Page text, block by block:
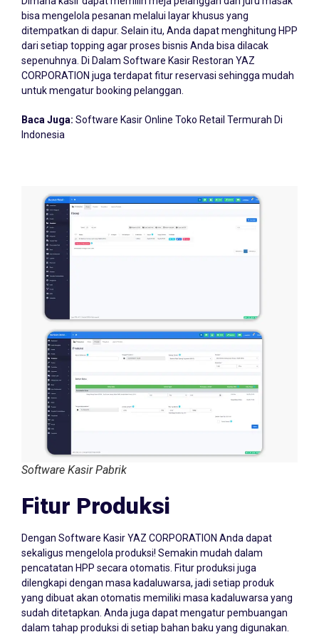
ditempatkan di dapur. Selain itu, Anda dapat menghitung HPP
dari setiap topping agar proses bisnis Anda bisa dilacak
sepenuhnya. Di Dalam Software Kasir Restoran YAZ
CORPORATION juga terdapat fitur reservasi sehingga mudah
untuk mengatur booking pelanggan.
Indonesia
Software Kasir Pabrik
Fitur Produksi
sekaligus mengelola produksi! Semakin mudah dalam
pencatatan HPP secara otomatis. Fitur produksi juga
dilengkapi dengan masa kadaluwarsa, jadi setiap produk
yang dibuat akan otomatis memiliki masa kadaluwarsa yang
sudah ditetapkan. Anda juga dapat mengatur pembuangan
dalam tahap produksi di setiap bahan baku yang digunakan.